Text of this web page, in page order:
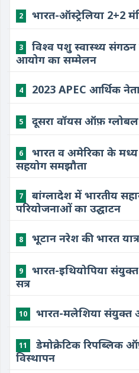
2 भारत-ऑस्ट्रेलिया 2+2
3
विश्व पशु स्वास्थ्य संगठन
आयोग का सम्मेलन
4 2023 APEC आर्थिक
5 दूसरा वॉयस ऑफ़
6
भारत व अमेरिका के मध्य
सहयोग समझौता
7
बांग्लादेश में भारतीय
परियोजनाओं का उद्घाटन
8 भूटान नरेश की भारत
9
भारत-इथियोपिया
सत्र
10 भारत-मलेशिया संयुक्त
11
डेमोक्रेटिक रिपब्लिक
विस्थापन